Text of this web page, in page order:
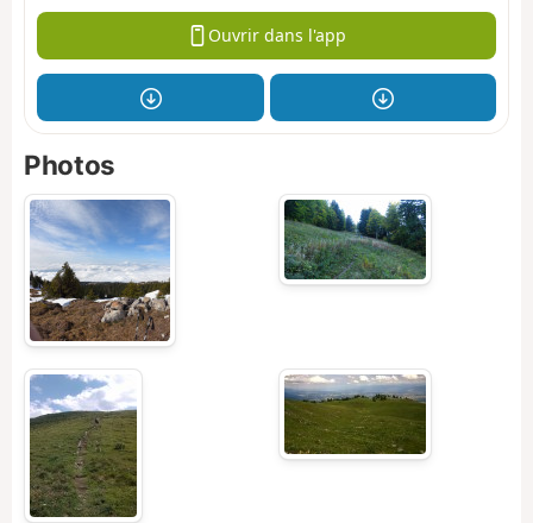
Ouvrir dans l'app
Photos